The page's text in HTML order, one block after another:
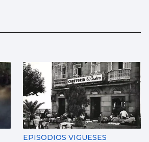
EPISODIOS VIGUESES